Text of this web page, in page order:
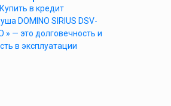
Купить в кредит
DOMINO SIRIUS DSV-
» — это долговечность и
в эксплуатации